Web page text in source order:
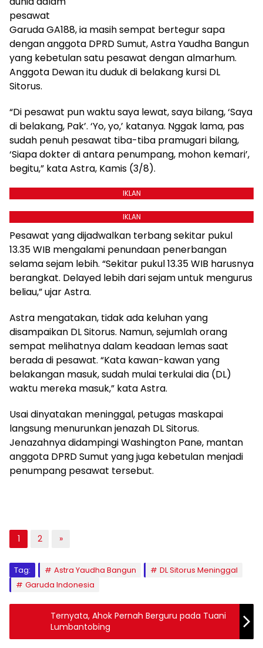
pesawat
Garuda GA188, ia masih sempat bertegur sapa
dengan anggota DPRD Sumut, Astra Yaudha Bangun
yang kebetulan satu pesawat dengan almarhum.
Anggota Dewan itu duduk di belakang kursi DL
Sitorus.
“Di pesawat pun waktu saya lewat, saya bilang, ‘Saya
di belakang, Pak’. ‘Yo, yo,’ katanya. Nggak lama, pas
sudah penuh pesawat tiba-tiba pramugari bilang,
‘Siapa dokter di antara penumpang, mohon kemari’,
begitu,” kata Astra, Kamis (3/8).
IKLAN
IKLAN
Pesawat yang dijadwalkan terbang sekitar pukul
13.35 WIB mengalami penundaan penerbangan
selama sejam lebih. “Sekitar pukul 13.35 WIB harusnya
berangkat. Delayed lebih dari sejam untuk mengurus
beliau,” ujar Astra.
Astra mengatakan, tidak ada keluhan yang
disampaikan DL Sitorus. Namun, sejumlah orang
sempat melihatnya dalam keadaan lemas saat
berada di pesawat. “Kata kawan-kawan yang
belakangan masuk, sudah mulai terkulai dia (DL)
waktu mereka masuk,” kata Astra.
Usai dinyatakan meninggal, petugas maskapai
langsung menurunkan jenazah DL Sitorus.
Jenazahnya didampingi Washington Pane, mantan
anggota DPRD Sumut yang juga kebetulan menjadi
penumpang pesawat tersebut.
1 2 »
Tag: Astra Yaudha Bangun
DL Sitorus Meninggal
Garuda Indonesia
Ternyata, Ahok Pernah Berguru pada Tuani
Lumbantobing